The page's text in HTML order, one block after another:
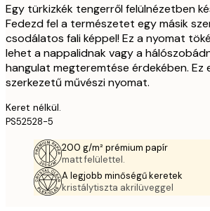
Egy türkizkék tengerről felülnézetben
Fedezd fel a természetet egy másik
csodálatos fali képpel! Ez a nyomat
lehet a nappalidnak vagy a
hangulat megteremtése érdekében. Ez
szerkezetű művészi nyomat.
Keret nélkül.
PS52528-5
200 g/m² prémium papír
matt felülettel.
A legjobb minőségű keretek
kristálytiszta akrilüveggel